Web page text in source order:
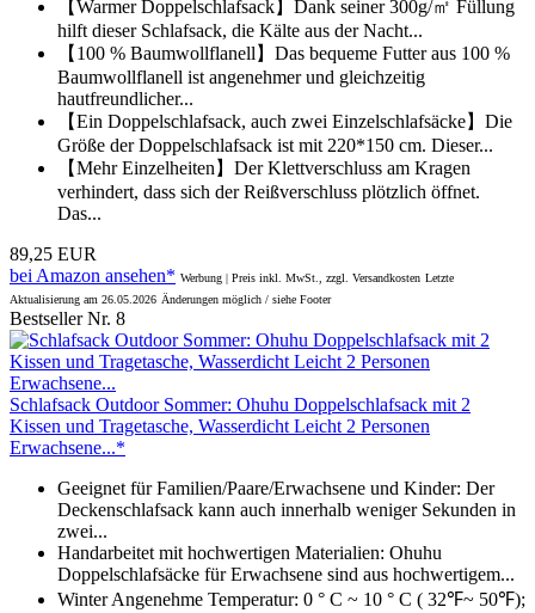
【Warmer Doppelschlafsack】Dank seiner 300g/㎡ Füllung
hilft dieser Schlafsack, die Kälte aus der Nacht...
【100 % Baumwollflanell】Das bequeme Futter aus 100 %
Baumwollflanell ist angenehmer und gleichzeitig
hautfreundlicher...
【Ein Doppelschlafsack, auch zwei Einzelschlafsäcke】Die
Größe der Doppelschlafsack ist mit 220*150 cm. Dieser...
【Mehr Einzelheiten】Der Klettverschluss am Kragen
verhindert, dass sich der Reißverschluss plötzlich öffnet.
Das...
89,25 EUR
bei Amazon ansehen* Werbung | Preis inkl. MwSt., zzgl. Versandkosten Letzte
Aktualisierung am 26.05.2026 Änderungen möglich / siehe Footer
Bestseller Nr. 8
Schlafsack Outdoor Sommer: Ohuhu Doppelschlafsack mit 2
Kissen und Tragetasche, Wasserdicht Leicht 2 Personen
Erwachsene...*
Geeignet für Familien/Paare/Erwachsene und Kinder: Der
Deckenschlafsack kann auch innerhalb weniger Sekunden in
zwei...
Handarbeitet mit hochwertigen Materialien: Ohuhu
Doppelschlafsäcke für Erwachsene sind aus hochwertigem...
Winter Angenehme Temperatur: 0 ° C ~ 10 ° C ( 32℉~ 50℉);